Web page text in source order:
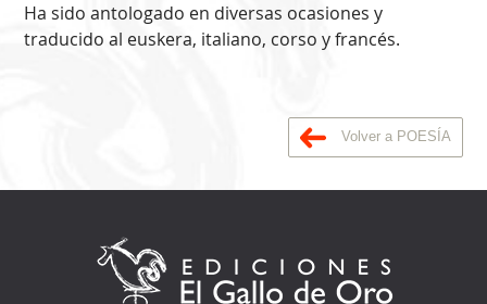
Ha sido antologado en diversas ocasiones y
traducido al euskera, italiano, corso y francés.
Volver a POESÍA